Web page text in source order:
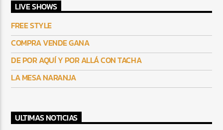
LIVE SHOWS
FREE STYLE
COMPRA VENDE GANA
DE POR AQUÍ Y POR ALLÁ CON TACHA
LA MESA NARANJA
ULTIMAS NOTICIAS